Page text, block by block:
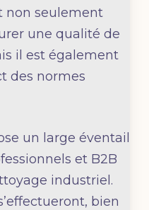
non seulement
une qualité de
il est également
des normes
un large éventail
et B2B
industriel.
bien